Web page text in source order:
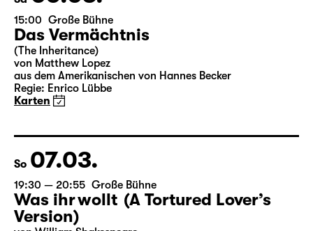
Sa 06.03.
15:00 Große Bühne
Das Vermächtnis
(The Inheritance)
Regie: Enrico Lübbe
Karten
So 07.03.